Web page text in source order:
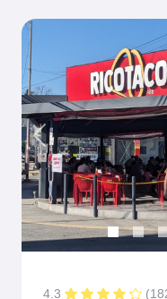
Previous
4.3 (